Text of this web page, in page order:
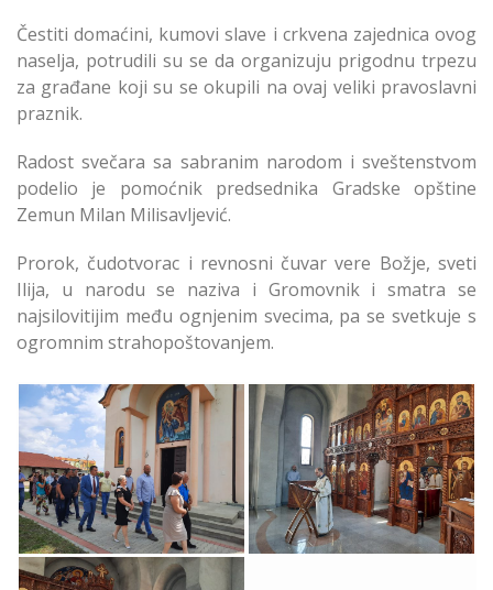
Čestiti domaćini, kumovi slave i crkvena zajednica ovog
naselja, potrudili su se da organizuju prigodnu trpezu
za građane koji su se okupili na ovaj veliki pravoslavni
praznik.
Radost svečara sa sabranim narodom i sveštenstvom
podelio je pomoćnik predsednika Gradske opštine
Zemun Milan Milisavljević.
Prorok, čudotvorac i revnosni čuvar vere Božje, sveti
Ilija, u narodu se naziva i Gromovnik i smatra se
najsilovitijim među ognjenim svecima, pa se svetkuje s
ogromnim strahopoštovanjem.
U Grmovcu
Tradicionalno
Proslavljen Ilindan
U Grmovcu
Tradicionalno
Proslavljen Ilindan
Liturgija